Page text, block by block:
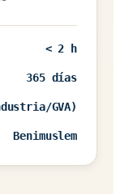
< 2 h
365 días
GVA)
Benimuslem